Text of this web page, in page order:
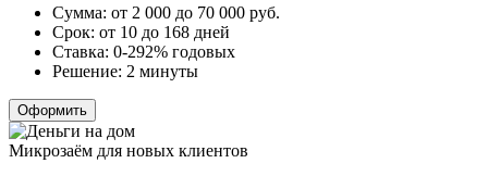
Сумма: от 2 000 до 70 000 руб.
Срок: от 10 до 168 дней
Ставка: 0-292% годовых
Решение: 2 минуты
Оформить
Микрозаём для новых клиентов